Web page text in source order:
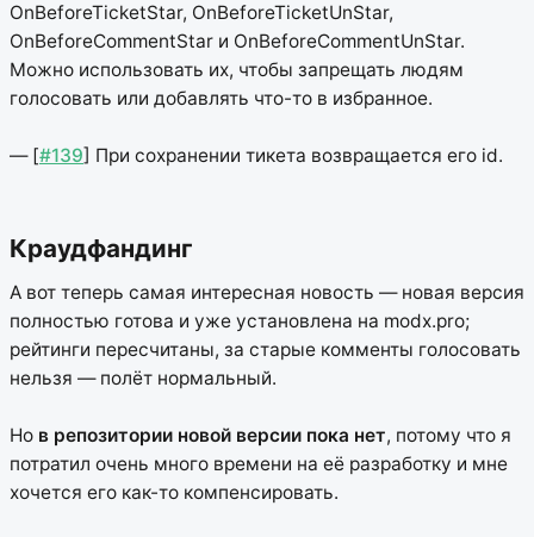
OnBeforeTicketStar, OnBeforeTicketUnStar,
OnBeforeCommentStar и OnBeforeCommentUnStar.
Можно использовать их, чтобы запрещать людям
голосовать или добавлять что-то в избранное.
— [#139] При сохранении тикета возвращается его id.
Краудфандинг
А вот теперь самая интересная новость — новая версия
полностью готова и уже установлена на modx.pro;
рейтинги пересчитаны, за старые комменты голосовать
нельзя — полёт нормальный.
Но в репозитории новой версии пока нет, потому что я
потратил очень много времени на её разработку и мне
хочется его как-то компенсировать.